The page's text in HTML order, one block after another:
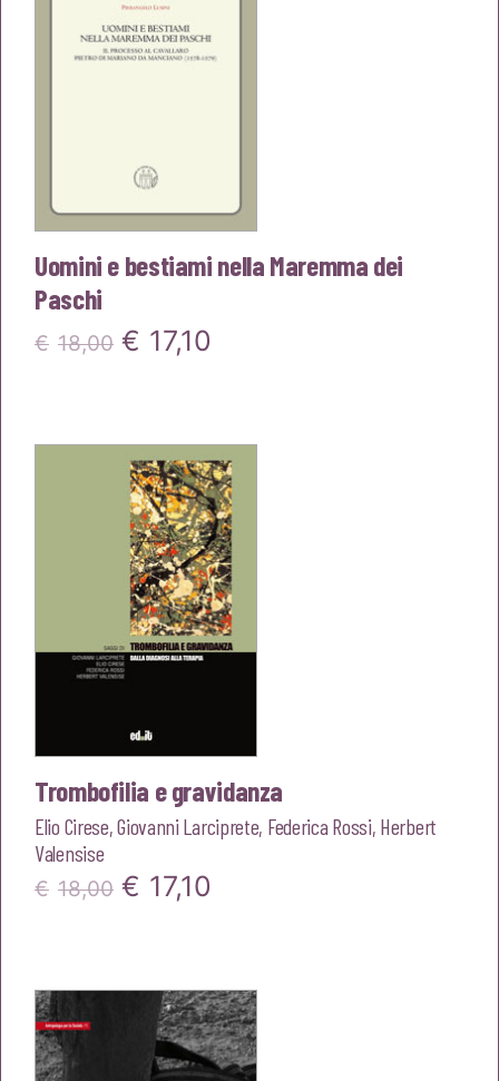
Uomini e bestiami nella Maremma dei
Paschi
€ 18,00 Il
era:
€18,00.
€ 17,10
è:
€17,10.
Trombofilia e gravidanza
Elio Cirese,Giovanni Larciprete, Federica Rossi, Herbert
Valensise
€ 18,00 Il
era:
€18,00.
€ 17,10
è:
€17,10.